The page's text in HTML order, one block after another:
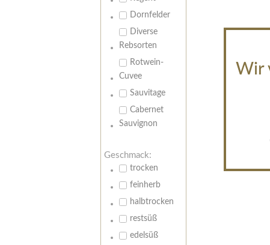
Wir
Dornfelder
Diverse
Rebsorten
Rotwein-
Cuvee
Sauvitage
Cabernet
Sauvignon
Geschmack:
trocken
feinherb
halbtrocken
restsüß
edelsüß